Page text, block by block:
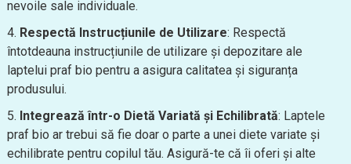
nevoile sale individuale.
Respectă Instrucțiunile de Utilizare: Respectă
întotdeauna instrucțiunile de utilizare și depozitare ale
laptelui praf bio pentru a asigura calitatea și siguranța
produsului.
Integrează într-o Dietă Variată și Echilibrată: Laptele
praf bio ar trebui să fie doar o parte a unei diete variate și
echilibrate pentru copilul tău. Asigură-te că îi oferi și alte